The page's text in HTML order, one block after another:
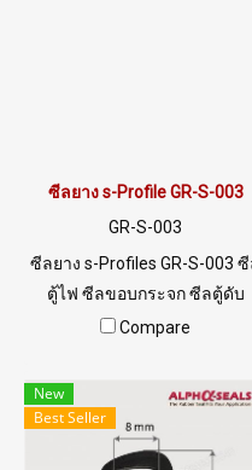
ซีลยาง s-Profile GR-S-003
GR-S-003
ซีลยาง s-Profiles GR-S-003
ตู้ไฟ ซีลขอบกระจก ซีลตู้ดับ
เพลิง พร้อมส่ง Tel: 0 2489 5525
Compare
New
Best Seller